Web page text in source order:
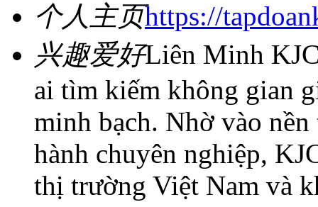
个人主页https://
兴趣爱好Liên Minh
ai tìm kiếm không gian
minh bạch. Nhờ vào
hành chuyên nghiệp,
thị trường Việt Nam và